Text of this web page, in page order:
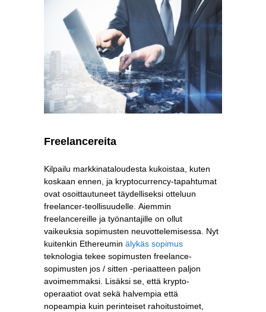
Freelancereita
Kilpailu markkinataloudesta kukoistaa, kuten
koskaan ennen, ja kryptocurrency-tapahtumat
ovat osoittautuneet täydelliseksi otteluun
freelancer-teollisuudelle. Aiemmin
freelancereille ja työnantajille on ollut
vaikeuksia sopimusten neuvottelemisessa. Nyt
kuitenkin Ethereumin älykäs sopimus
teknologia tekee sopimusten freelance-
sopimusten jos / sitten -periaatteen paljon
avoimemmaksi. Lisäksi se, että krypto-
operaatiot ovat sekä halvempia että
nopeampia kuin perinteiset rahoitustoimet,